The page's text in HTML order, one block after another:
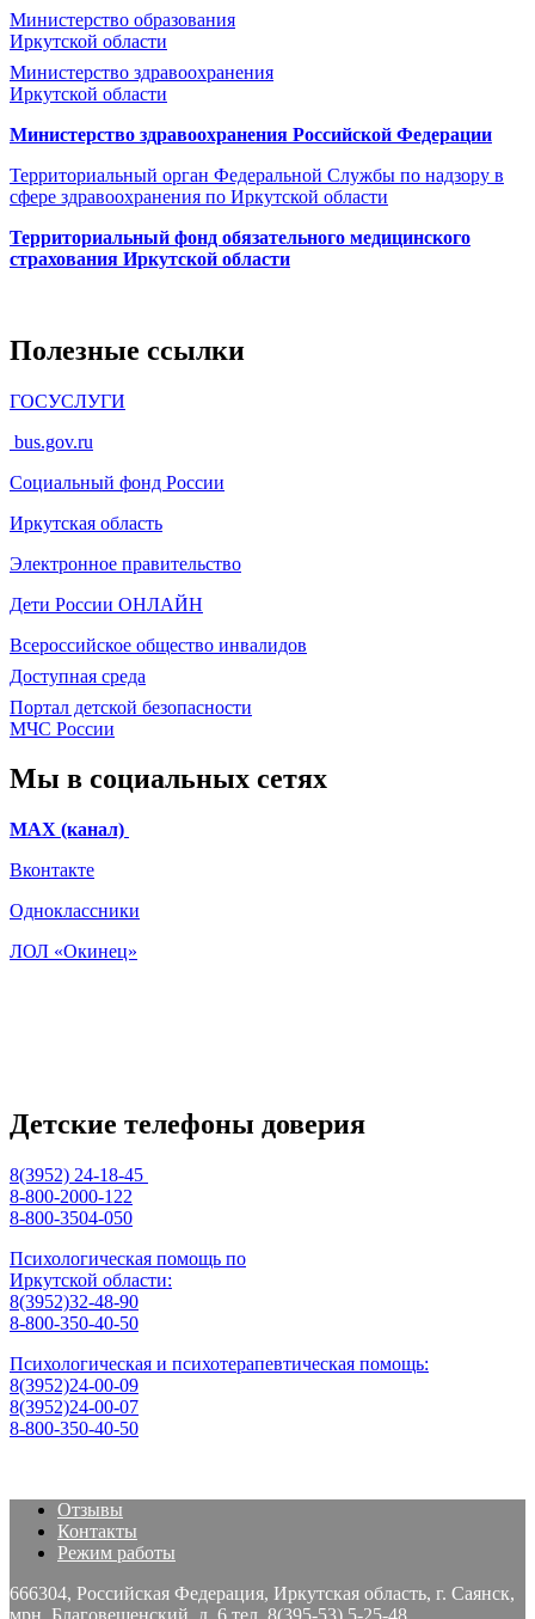
Министерство образования
Иркутской области
Министерство здравоохранения
Иркутской области
Министерство здравоохранения Росcийской Федерации
Территориальный орган Федеральной Службы по надзору в
сфере здравоохранения по Иркутской области
Территориальный фонд обязательного медицинского
страхования Иркутской области
Полезные ссылки
ГОСУСЛУГИ
bus.gov.ru
Социальный фонд России
Иркутская область
Электронное правительство
Дети России ОНЛАЙН
Всероссийское общество инвалидов
Доступная среда
Портал детской безопасности
МЧС России
Мы в социальных сетях
МАХ (канал)
Вконтакте
Одноклассники
ЛОЛ «Окинец»
Детские телефоны доверия
8(3952) 24-18-45
8-800-2000-122
8-800-3504-050
Психологическая помощь по
Иркутской области:
8(3952)32-48-90
8-800-350-40-50
Психологическая и психотерапевтическая помощь:
8(3952)24-00-09
8(3952)24-00-07
8-800-350-40-50
Отзывы
Контакты
Режим работы
666304, Российская Федерация, Иркутская область, г. Саянск,